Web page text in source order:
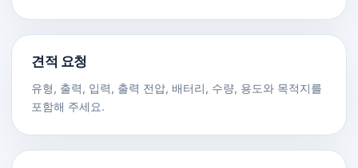
견적 요청
유형, 출력, 입력, 출력 전압, 배터리, 수량, 용도와 목적지를
포함해 주세요.